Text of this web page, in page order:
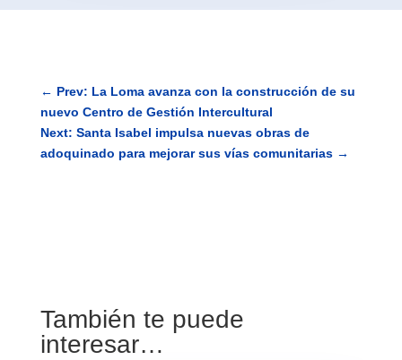
← Prev: La Loma avanza con la construcción de su
nuevo Centro de Gestión Intercultural
Next: Santa Isabel impulsa nuevas obras de
adoquinado para mejorar sus vías comunitarias→
También te puede
interesar…